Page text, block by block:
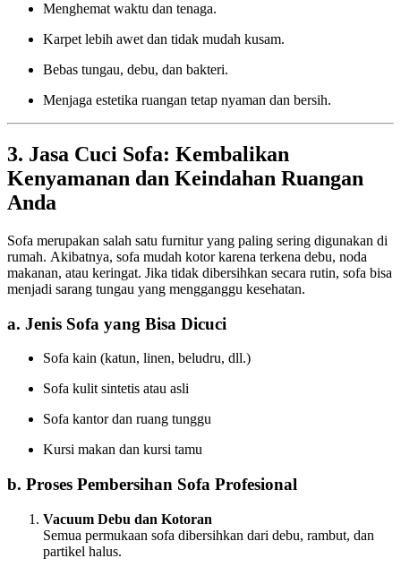
Menghemat waktu dan tenaga.
Karpet lebih awet dan tidak mudah kusam.
Bebas tungau, debu, dan bakteri.
Menjaga estetika ruangan tetap nyaman dan bersih.
3. Jasa Cuci Sofa: Kembalikan
Kenyamanan dan Keindahan Ruangan
Anda
Sofa merupakan salah satu furnitur yang paling sering digunakan di
rumah. Akibatnya, sofa mudah kotor karena terkena debu, noda
makanan, atau keringat. Jika tidak dibersihkan secara rutin, sofa bisa
menjadi sarang tungau yang mengganggu kesehatan.
a. Jenis Sofa yang Bisa Dicuci
Sofa kain (katun, linen, beludru, dll.)
Sofa kulit sintetis atau asli
Sofa kantor dan ruang tunggu
Kursi makan dan kursi tamu
b. Proses Pembersihan Sofa Profesional
Vacuum Debu dan Kotoran
Semua permukaan sofa dibersihkan dari debu, rambut, dan
partikel halus.